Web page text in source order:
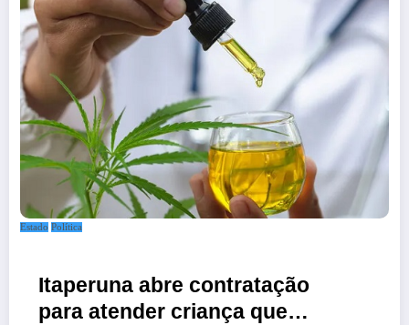
Estado Política
Itaperuna abre contratação
para atender criança que